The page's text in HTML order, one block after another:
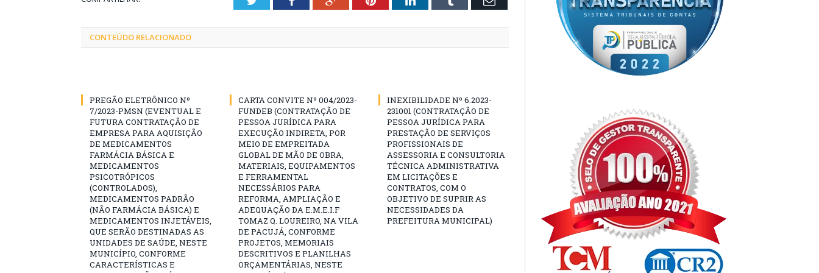
CONTEÚDO RELACIONADO
PREGÃO ELETRÔNICO Nº
7/2023-PMSN (EVENTUAL E
FUTURA CONTRATAÇÃO DE
EMPRESA PARA AQUISIÇÃO
DE MEDICAMENTOS
FARMÁCIA BÁSICA E
MEDICAMENTOS
PSICOTRÓPICOS
(CONTROLADOS),
MEDICAMENTOS PADRÃO
(NÃO FARMÁCIA BÁSICA) E
MEDICAMENTOS INJETÁVEIS,
QUE SERÃO DESTINADAS AS
UNIDADES DE SAÚDE, NESTE
MUNICÍPIO, CONFORME
CARACTERÍSTICAS E
CARTA CONVITE Nº 004/2023-
FUNDEB (CONTRATAÇÃO DE
PESSOA JURÍDICA PARA
EXECUÇÃO INDIRETA, POR
MEIO DE EMPREITADA
GLOBAL DE MÃO DE OBRA,
MATERIAIS, EQUIPAMENTOS
E FERRAMENTAL
NECESSÁRIOS PARA
REFORMA, AMPLIAÇÃO E
ADEQUAÇÃO DA E.M.E.I.F
TOMAZ Q. LOUREIRO, NA VILA
DE PACUJÁ, CONFORME
PROJETOS, MEMORIAIS
DESCRITIVOS E PLANILHAS
ORÇAMENTÁRIAS, NESTE
INEXIBILIDADE Nº 6.2023-
231001 (CONTRATAÇÃO DE
PESSOA JURÍDICA PARA
PRESTAÇÃO DE SERVIÇOS
PROFISSIONAIS DE
ASSESSORIA E CONSULTORIA
TÉCNICA ADMINISTRATIVA
EM LICITAÇÕES E
CONTRATOS, COM O
OBJETIVO DE SUPRIR AS
NECESSIDADES DA
PREFEITURA MUNICIPAL)